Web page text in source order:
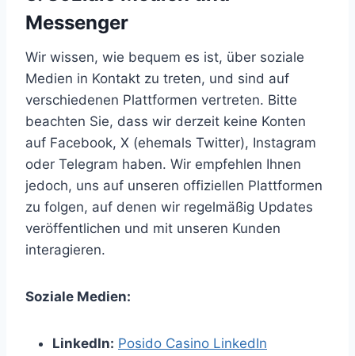
Messenger
Wir wissen, wie bequem es ist, über soziale
Medien in Kontakt zu treten, und sind auf
verschiedenen Plattformen vertreten. Bitte
beachten Sie, dass wir derzeit keine Konten
auf Facebook, X (ehemals Twitter), Instagram
oder Telegram haben. Wir empfehlen Ihnen
jedoch, uns auf unseren offiziellen Plattformen
zu folgen, auf denen wir regelmäßig Updates
veröffentlichen und mit unseren Kunden
interagieren.
Soziale Medien:
LinkedIn: Posido Casino LinkedIn